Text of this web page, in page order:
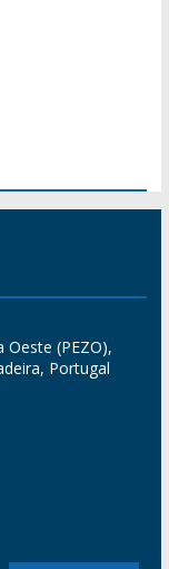
Oeste (PEZO),
Portugal